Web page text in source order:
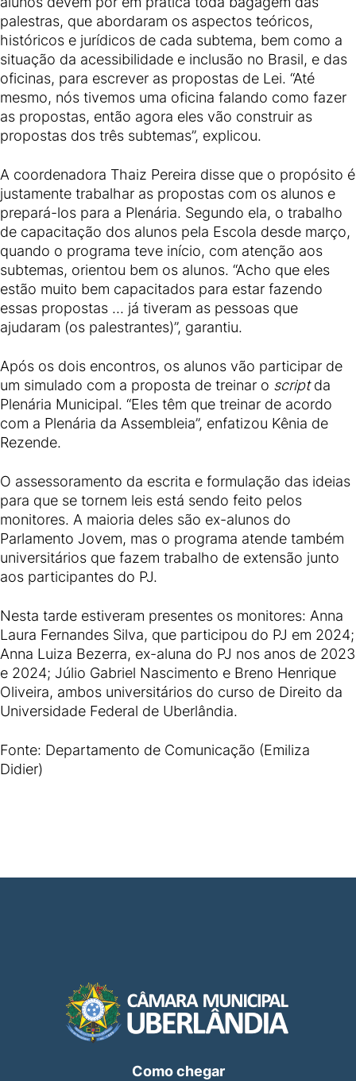
palestras, que abordaram os aspectos teóricos,
históricos e jurídicos de cada subtema, bem como a
situação da acessibilidade e inclusão no Brasil, e das
oficinas, para escrever as propostas de Lei. “Até
mesmo, nós tivemos uma oficina falando como fazer
as propostas, então agora eles vão construir as
propostas dos três subtemas”, explicou.
A coordenadora Thaiz Pereira disse que o propósito é
justamente trabalhar as propostas com os alunos e
prepará-los para a Plenária. Segundo ela, o trabalho
de capacitação dos alunos pela Escola desde março,
quando o programa teve início, com atenção aos
subtemas, orientou bem os alunos. “Acho que eles
estão muito bem capacitados para estar fazendo
essas propostas ... já tiveram as pessoas que
ajudaram (os palestrantes)”, garantiu.
Após os dois encontros, os alunos vão participar de
um simulado com a proposta de treinar o scriptda
Plenária Municipal. “Eles têm que treinar de acordo
com a Plenária da Assembleia”, enfatizou Kênia de
Rezende.
O assessoramento da escrita e formulação das ideias
para que se tornem leis está sendo feito pelos
monitores. A maioria deles são ex-alunos do
Parlamento Jovem, mas o programa atende também
universitários que fazem trabalho de extensão junto
aos participantes do PJ.
Nesta tarde estiveram presentes os monitores: Anna
Laura Fernandes Silva, que participou do PJ em 2024;
Anna Luiza Bezerra, ex-aluna do PJ nos anos de 2023
e 2024; Júlio Gabriel Nascimento e Breno Henrique
Oliveira, ambos universitários do curso de Direito da
Universidade Federal de Uberlândia.
Fonte: Departamento de Comunicação (Emiliza
Didier)
Como chegar